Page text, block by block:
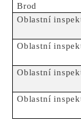
Brod
Oblastní
Oblastní
Oblastní
Oblastní